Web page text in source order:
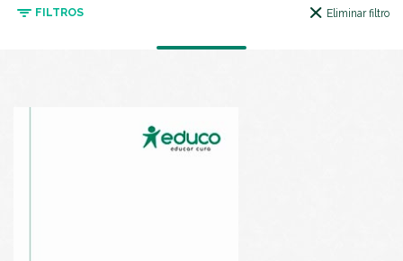
FILTROS Eliminar filtro